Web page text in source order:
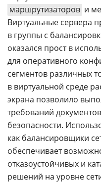
маршрутизаторов и
Виртуальные сервера
в группы с
оказался прост в
для оперативного
сегментов различных
в виртуальной среде
экрана позволило
требований
безопасности.
как балансировщики
обеспечивает
отказоустойчивых и
решений на уровне